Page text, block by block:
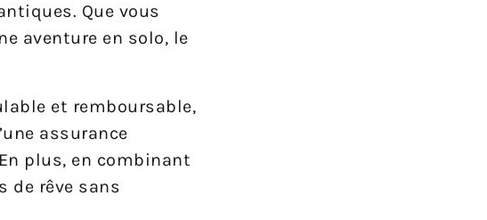
Que vous
aventure en solo, le
et remboursable,
assurance
plus, en combinant
de rêve sans